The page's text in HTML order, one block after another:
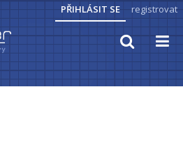
PŘIHLÁSIT SE registrovat